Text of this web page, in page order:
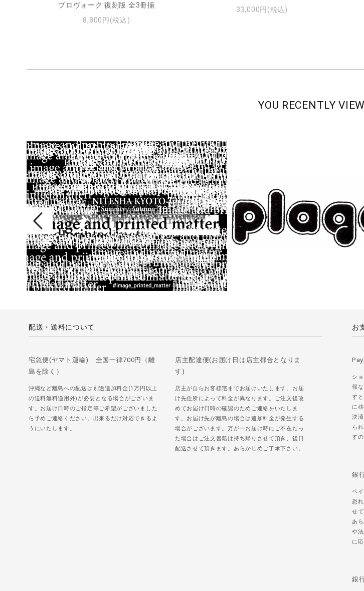
プロヴォーク 復刻版 全3冊揃
8,800円(税込)
33,000円(税込)
YOU RECENTLY
配送・送料について
宅急便(ヤマト運輸) 全国一律700円（離
島を除く）
沖縄など離島への配送は別途追加料金(1万円以上
の送料無料適用外)が必要となる場合がございま
す。お届け日時のご指定等ご希望がございました
ら予めご連絡ください。出来るだけ対応できるよ
うにいたします。
店主配達便(お届け日は店主都合となりま
す)
店主が自らお客様宅までお届けいたします。お届
け先住所によって料金が異なります。ご注文後改
めてお届け日時の確認のためご連絡をいたしま
す。お届け先が離島の場合は追加料金が発生する
場合がございます。万が一お届け時にご不在だっ
た場合はご注文書籍は持ち帰りさせて頂き、後日
配送させて頂きます。あらかじめご了承下さい。
お
シ
報
す
に
決
ら
す
銀
ペ
恐
せ
あ
や
に
銀